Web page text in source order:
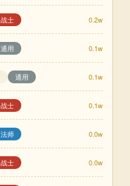
战士 0.2w
通用 0.1w
通用 0.1w
战士 0.1w
法师 0.0w
战士 0.0w